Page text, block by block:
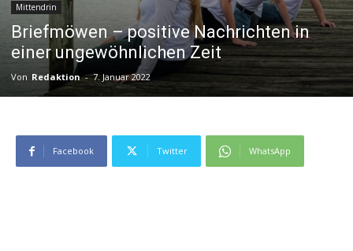
Mittendrin
Briefmöwen – positive Nachrichten in
einer ungewöhnlichen Zeit
Von Redaktion - 7. Januar 2022
Facebook Twitter WhatsApp